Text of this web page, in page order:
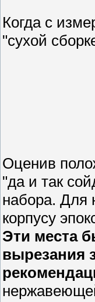
Когда с
"сухой
Оценив
"да и так
набора. Для
корпусу
Эти места
вырезания